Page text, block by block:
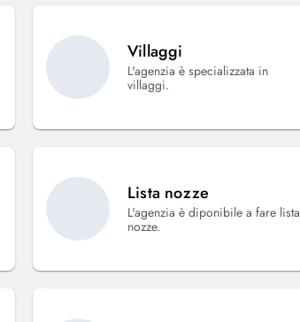
Villaggi
L'agenzia è specializzata in
villaggi.
Lista nozze
L'agenzia è diponibile a fare lista
nozze.